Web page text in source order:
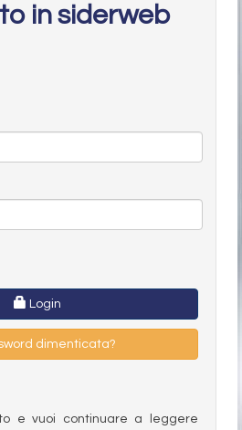
in siderweb
Login
dimenticata?
e vuoi continuare a leggere